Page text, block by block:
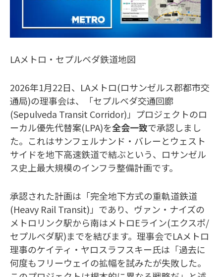
LAメトロ・セプルベダ鉄道地図
2026年1月22日、LAメトロ(ロサンゼルス郡都市交
通局)の理事会は、「セプルベダ交通回廊
(Sepulveda Transit Corridor)」プロジェクトのロ
ーカル優先代替案(LPA)を全会一致で承認しまし
た。これはサンフェルナンド・バレーとウェスト
サイドを地下高速鉄道で結ぶという、ロサンゼル
ス史上最大規模のインフラ整備計画です。
承認された計画は「完全地下方式の重軌道鉄道
(Heavy Rail Transit)」であり、ヴァン・ナイズの
メトロリンク駅から南はメトロEライン(エクスポ/
セプルベダ駅)までを結びます。理事会でLAメトロ
理事のケイティ・ヤロスラフスキー氏は「過去に
何度もフリーウェイの拡幅を試みたが失敗した。